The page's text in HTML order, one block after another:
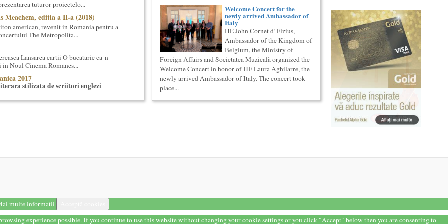
tuturor proiectelo...
Meachem, editia a II-a (2018)
american, revenit in Romania pentru a
The Metropolita...
Lansarea cartii O bucatarie ca-n
Noul Cinema Romanes...
2017
stilizata de scriitori englezi
romaneasca ...
(4 semestre), impreuna...
Welcome Concert for the
newly arrived Ambassador of
Italy
HE John Cornet d’Elzius,
Ambassador of the Kingdom of
Belgium, the Ministry of
Foreign Affairs and Societatea Muzicală organized the
Welcome Concert in honor of HE Laura Aghilarre, the
newly arrived Ambassador of Italy. The concert took
place...
multe informatii
experience possible. If you continue to use this website without changing your cookie settings or you click "Accept" below then you are consenting to